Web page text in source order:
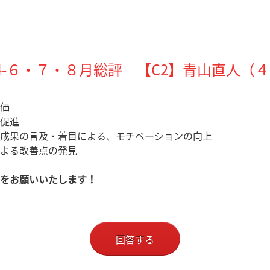
６・７・８月総評 【C2】青山直人（
進
果の言及・着目による、モチベーションの向上
る改善点の発見
お願いいたします！
回答する